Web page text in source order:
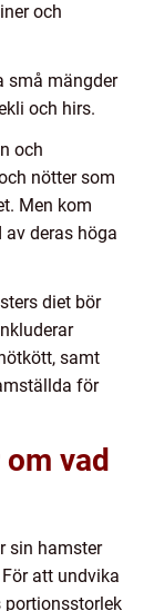
och
små mängder
och hirs.
och
nötter som
Men kom
deras höga
diet bör
samt
för
vad
sin hamster
att undvika
portionsstorlek